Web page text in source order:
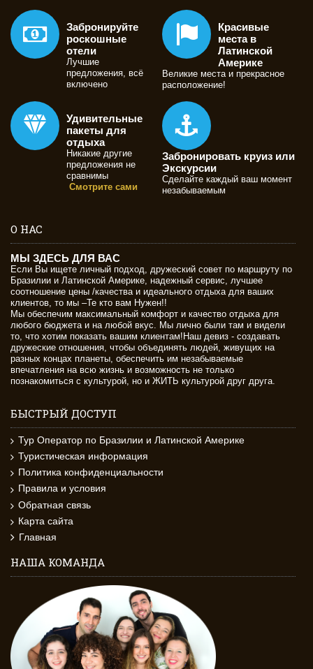
Забронируйте
роскошные
отели
Лучшие
предложения, всё
включено
Красивые
места в
Латинской
Америке
Великие места и прекрасное
расположение!
Удивительные
пакеты для
отдыха
Никакие другие
предложения не
сравнимы
Смотрите сами
Забронировать круиз или
Экскурсии
Сделайте каждый ваш момент
незабываемым
О НАС
МЫ ЗДЕСЬ ДЛЯ ВАС
Если Вы ищете личный подход, дружеский совет по маршруту по
Бразилии и Латинской Америке, надежный сервис, лучшее
соотношение цены /качества и идеального отдыха для ваших
клиентов, то мы –Те кто вам Нужен!!
Мы обеспечим максимальный комфорт и качество отдыха для
любого бюджета и на любой вкус. Мы лично были там и видели
то, что хотим показать вашим клиентам!Наш девиз - создавать
дружеские отношения, чтобы объединять людей, живущих на
разных концах планеты, обеспечить им незабываемые
впечатления на всю жизнь и возможность не только
познакомиться с культурой, но и ЖИТЬ культурой друг друга.
БЫСТРЫЙ ДОСТУП
Тур Оператор по Бразилии и Латинской Америке
Туристическая информация
Политика конфиденциальности
Правила и условия
Обратная связь
Карта сайта
Главная
НАША КОМАНДА